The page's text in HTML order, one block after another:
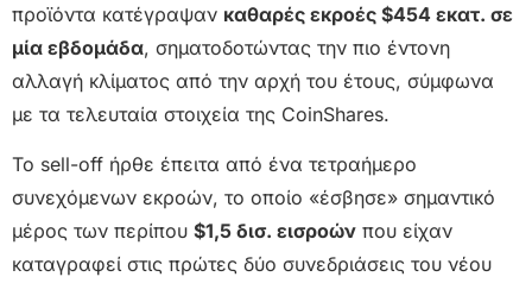
προϊόντα κατέγραψαν καθαρές εκροές $454 εκατ. σε
μία εβδομάδα, σηματοδοτώντας την πιο έντονη
αλλαγή κλίματος από την αρχή του έτους, σύμφωνα
με τα τελευταία στοιχεία της CoinShares.
Το sell-off ήρθε έπειτα από ένα τετραήμερο
συνεχόμενων εκροών, το οποίο «έσβησε» σημαντικό
μέρος των περίπου $1,5 δισ. εισροών που είχαν
καταγραφεί στις πρώτες δύο συνεδριάσεις του νέου